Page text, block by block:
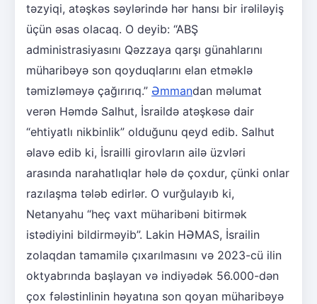
təzyiqi, atəşkəs səylərində hər hansı bir irəliləyiş
üçün əsas olacaq. O deyib: “ABŞ
administrasiyasını Qəzzaya qarşı günahlarını
müharibəyə son qoyduqlarını elan etməklə
təmizləməyə çağırırıq.” Əmmandan məlumat
verən Həmdə Salhut, İsraildə atəşkəsə dair
“ehtiyatlı nikbinlik” olduğunu qeyd edib. Salhut
əlavə edib ki, İsrailli girovların ailə üzvləri
arasında narahatlıqlar hələ də çoxdur, çünki onlar
razılaşma tələb edirlər. O vurğulayıb ki,
Netanyahu “heç vaxt müharibəni bitirmək
istədiyini bildirməyib”. Lakin HƏMAS, İsrailin
zolaqdan tamamilə çıxarılmasını və 2023-cü ilin
oktyabrında başlayan və indiyədək 56.000-dən
çox fələstinlinin həyatına son qoyan müharibəyə